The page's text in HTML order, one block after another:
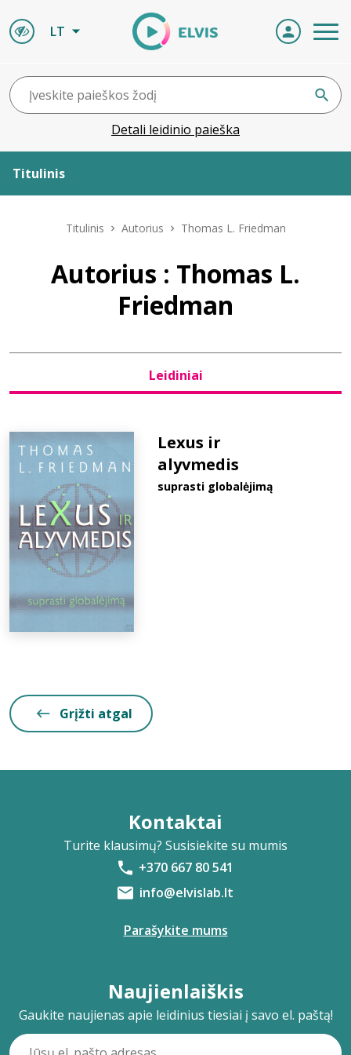
LT
Detali leidinio paieška
Titulinis
Leidiniai
Naujienos
Bibliotekoms
D.U.K.
+370 667 80 541
Titulinis Autorius Thomas L. Friedman
Autorius : Thomas L.
Friedman
Leidiniai
Lexus ir
alyvmedis
suprasti globalėjimą
Grįžti atgal
Kontaktai
Turite klausimų? Susisiekite su mumis
+370 667 80 541
info@elvislab.lt
Parašykite mums
Naujienlaiškis
Gaukite naujienas apie leidinius tiesiai į savo el. paštą!